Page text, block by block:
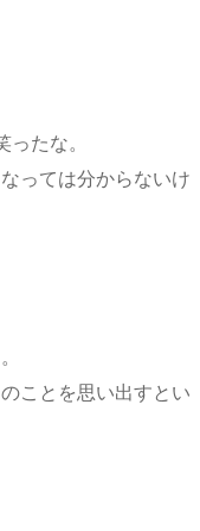
たな。
っては分からないけ
ことを思い出すとい